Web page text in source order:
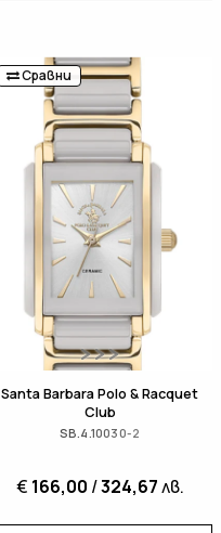
Сравни
Santa Barbara Polo & Racquet
Club
SB.4.10030-2
€ 166,00 /324,67лв.